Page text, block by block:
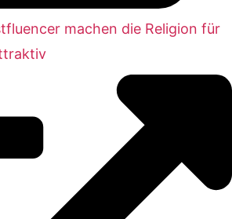
machen die Religion für